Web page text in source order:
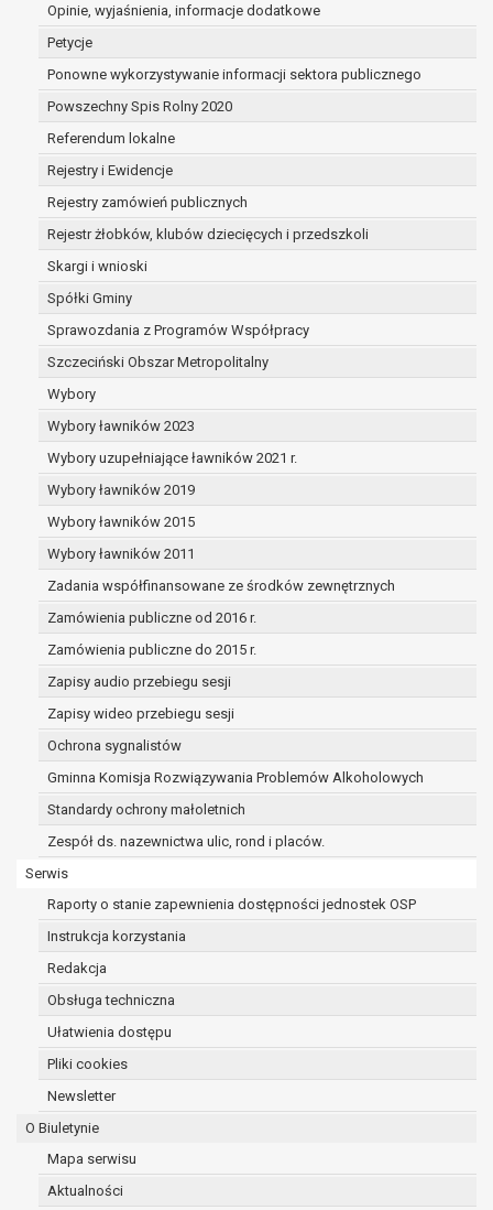
Opinie, wyjaśnienia, informacje dodatkowe
Petycje
Ponowne wykorzystywanie informacji sektora publicznego
Powszechny Spis Rolny 2020
Referendum lokalne
Rejestry i Ewidencje
Rejestry zamówień publicznych
Rejestr żłobków, klubów dziecięcych i przedszkoli
Skargi i wnioski
Spółki Gminy
Sprawozdania z Programów Współpracy
Szczeciński Obszar Metropolitalny
Wybory
Wybory ławników 2023
Wybory uzupełniające ławników 2021 r.
Wybory ławników 2019
Wybory ławników 2015
Wybory ławników 2011
Zadania współfinansowane ze środków zewnętrznych
Zamówienia publiczne od 2016 r.
Zamówienia publiczne do 2015 r.
Zapisy audio przebiegu sesji
Zapisy wideo przebiegu sesji
Ochrona sygnalistów
Gminna Komisja Rozwiązywania Problemów Alkoholowych
Standardy ochrony małoletnich
Zespół ds. nazewnictwa ulic, rond i placów.
Serwis
Raporty o stanie zapewnienia dostępności jednostek OSP
Instrukcja korzystania
Redakcja
Obsługa techniczna
Ułatwienia dostępu
Pliki cookies
Newsletter
O Biuletynie
Mapa serwisu
Aktualności
dane są nieprawidłowe lub
prawo do żądania usunięcia danych
osobowych (tzw. prawo do bycia
zapomnianym) na podstawie art. 17 RODO,
w przypadku gdy:
dane nie są już niezbędne do celów,
dla których były zebrane lub w inny
sposób przetwarzane,
osoba, której dane dotyczą, wniosła
sprzeciw wobec przetwarzania
danych osobowych,
zgodę na przetwarzanie danych
osobowych, która jest podstawą
przetwarzania danych i nie ma innej
danych,
dane osobowe przetwarzane są
niezgodnie z prawem,
dane osobowe muszą być usunięte w
celu wywiązania się z obowiązku
prawo do żądania ograniczenia
przetwarzania danych osobowych na
podstawie art. 18 RODO, w przypadku gdy:
osoba, której dane dotyczą
kwestionuje prawidłowość danych
osobowych – na okres pozwalający
administratorowi sprawdzić
przetwarzanie danych jest niezgodne
z prawem, a osoba, której dane
dotyczą, sprzeciwia się usunięciu
danych, żądając w zamian ich
ograniczenia,
danych dla swoich celów, ale osoba,
której dane dotyczą, potrzebuje ich do
ustalenia, obrony lub dochodzenia
roszczeń,
osoba, której dane dotyczą, wniosła
sprzeciw wobec przetwarzania
danych - do czasu ustalenia czy
prawnie uzasadnione podstawy po
podstawie art. 20 RODO, w przypadku gdy